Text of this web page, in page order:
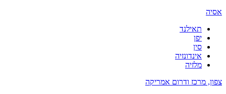
אסיה
תאילנד
יפן
סין
אינדונזיה
מלזיה
צפון, מרכז ודרום אמריקה